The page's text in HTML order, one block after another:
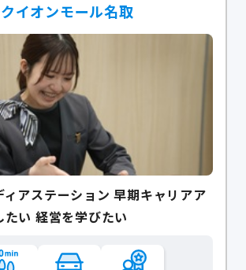
イオンモール名取
アステーション 早期キャリアア
たい 経営を学びたい